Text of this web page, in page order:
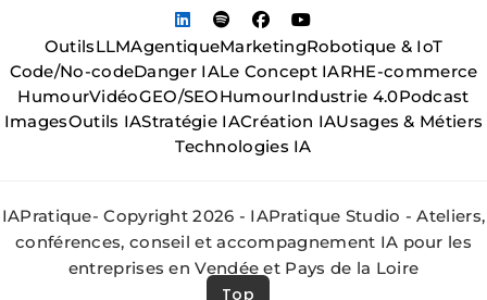
OutilsLLMAgentiqueMarketingRobotique & IoT
Code/No-codeDanger IALe Concept IARHE-commerce
HumourVidéoGEO/SEOHumourIndustrie 4.0Podcast
ImagesOutils IAStratégie IACréation IAUsages & Métiers
Technologies IA
IAPratique- Copyright 2026 - IAPratique Studio - Ateliers,
conférences, conseil et accompagnement IA pour les
entreprises en Vendée et Pays de la Loire
Top